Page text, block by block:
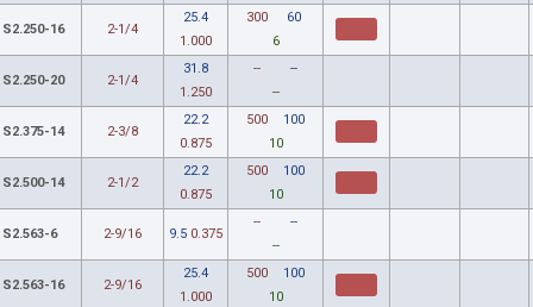
S2.250-16 2-1/4
25.4
1.000
300
60
6
S2.250-20 2-1/4
31.8
1.250
--
--
--
S2.375-14 2-3/8
22.2
0.875
500
100
10
S2.500-14 2-1/2
22.2
0.875
500
100
10
S2.563-6 2-9/16 9.5 0.375
--
--
--
S2.563-16 2-9/16
25.4
1.000
500
100
10